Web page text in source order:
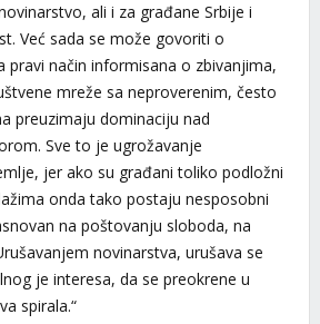
ali i za građane Srbije i
Već sada se može govoriti o
pravi način informisana o zbivanjima,
mreže sa neproverenim, često
preuzimaju dominaciju nad
Sve to je ugrožavanje
jer ako su građani toliko podložni
onda tako postaju nesposobni
na poštovanju sloboda, na
novinarstva, urušava se
je interesa, da se preokrene u
spirala.“